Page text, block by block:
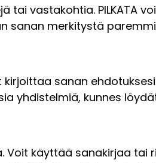
tai vastakohtia. PILKATA
sanan merkitystä
sanan
yhdistelmiä, kunnes
Voit käyttää sanakirjaa